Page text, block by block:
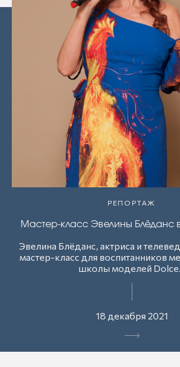
РЕПОРТАЖ
Мастер-класс Эвелины Блёданс
Эвелина Блёданс, актриса и
мастер-класс для воспитанников
школы моделей
18 декабря 2021